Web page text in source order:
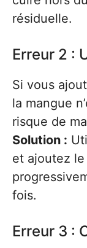
résiduelle.
Erreur 2 :
Si vous
la mangue
risque de
Solution :
et ajoutez
fois.
Erreur 3 :